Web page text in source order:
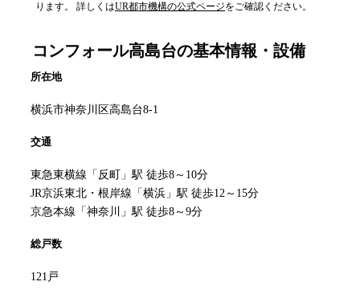
ります。 詳しくはUR都市機構の公式ページをご確認ください。
コンフォール高島台の基本情報・設備
所在地
横浜市神奈川区高島台8-1
交通
東急東横線「反町」駅 徒歩8～10分
JR京浜東北・根岸線「横浜」駅 徒歩12～15分
京急本線「神奈川」駅 徒歩8～9分
総戸数
121戸